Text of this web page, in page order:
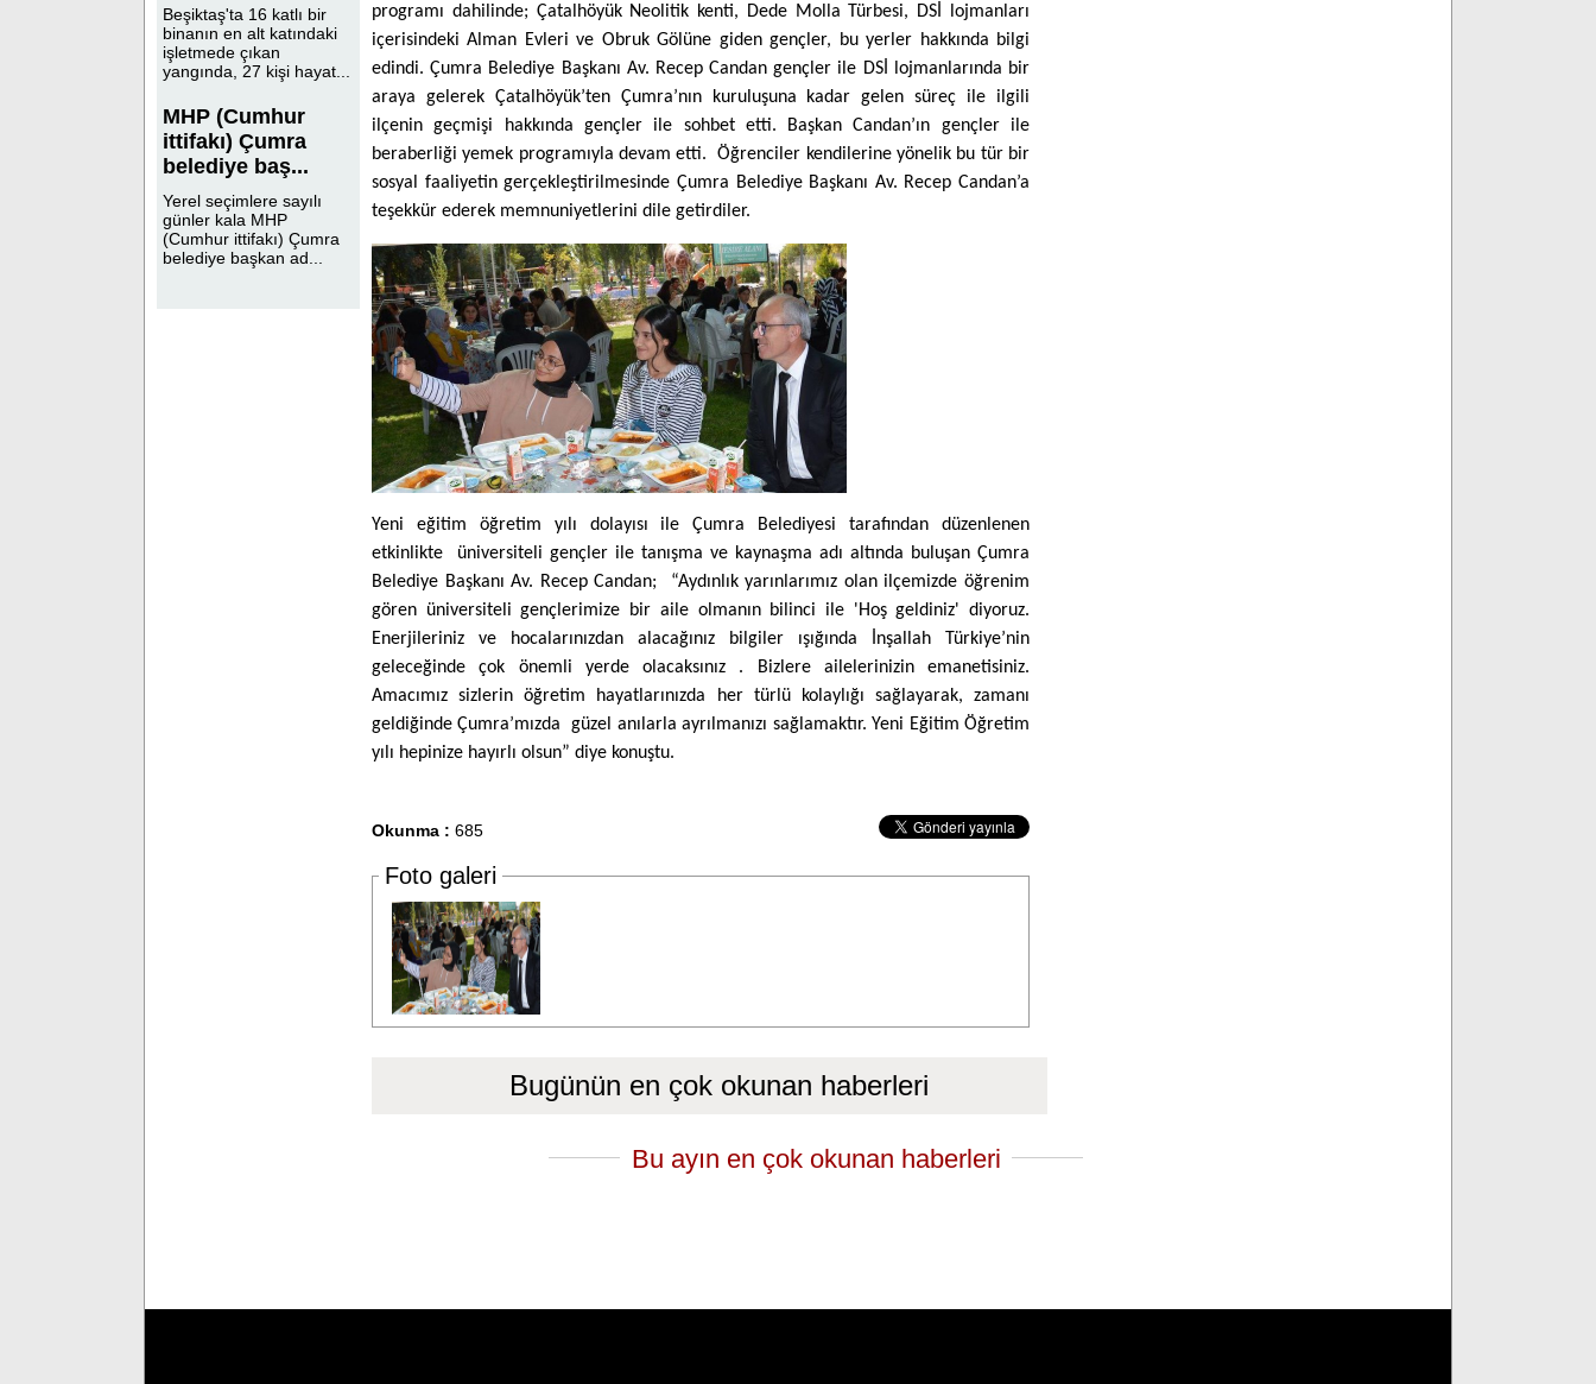
Beşiktaş'ta 16 katlı bir
binanın en alt katındaki
işletmede çıkan
yangında, 27 kişi hayat...
MHP (Cumhur
ittifakı) Çumra
belediye baş...
Yerel seçimlere sayılı
günler kala MHP
(Cumhur ittifakı) Çumra
belediye başkan ad...
programı dahilinde; Çatalhöyük Neolitik kenti, Dede Molla Türbesi, DSİ lojmanları
içerisindeki Alman Evleri ve Obruk Gölüne giden gençler, bu yerler hakkında bilgi
edindi. Çumra Belediye Başkanı Av. Recep Candan gençler ile DSİ lojmanlarında bir
araya gelerek Çatalhöyük’ten Çumra’nın kuruluşuna kadar gelen süreç ile ilgili
ilçenin geçmişi hakkında gençler ile sohbet etti. Başkan Candan’ın gençler ile
beraberliği yemek programıyla devam etti. Öğrenciler kendilerine yönelik bu tür bir
sosyal faaliyetin gerçekleştirilmesinde Çumra Belediye Başkanı Av. Recep Candan’a
teşekkür ederek memnuniyetlerini dile getirdiler.
Yeni eğitim öğretim yılı dolayısı ile Çumra Belediyesi tarafından düzenlenen
etkinlikte üniversiteli gençler ile tanışma ve kaynaşma adı altında buluşan Çumra
Belediye Başkanı Av. Recep Candan; “Aydınlık yarınlarımız olan ilçemizde öğrenim
gören üniversiteli gençlerimize bir aile olmanın bilinci ile 'Hoş geldiniz' diyoruz.
Enerjileriniz ve hocalarınızdan alacağınız bilgiler ışığında İnşallah Türkiye’nin
geleceğinde çok önemli yerde olacaksınız . Bizlere ailelerinizin emanetisiniz.
Amacımız sizlerin öğretim hayatlarınızda her türlü kolaylığı sağlayarak, zamanı
geldiğinde Çumra’mızda güzel anılarla ayrılmanızı sağlamaktır. Yeni Eğitim Öğretim
yılı hepinize hayırlı olsun” diye konuştu.
Okunma : 685
Foto galeri
Bugünün en çok okunan haberleri
Bu ayın en çok okunan haberleri